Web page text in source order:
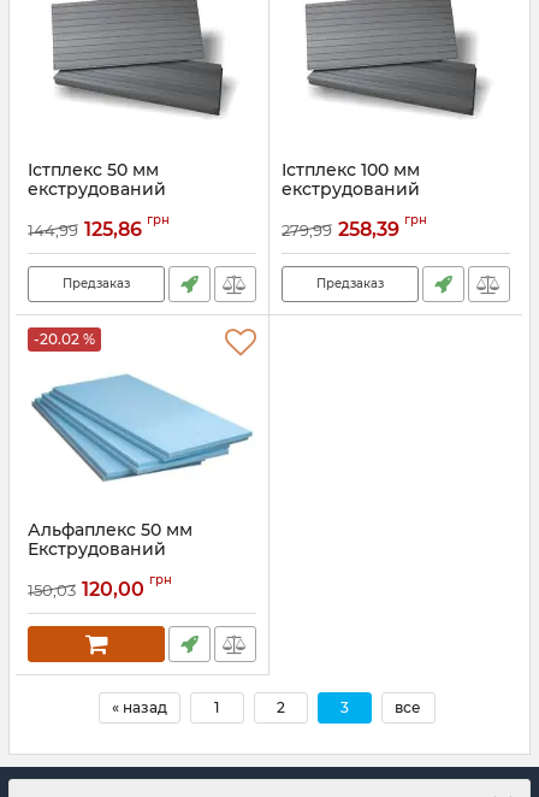
Істплекс 50 мм
екструдований
Артикул: 004
144,99 125,86 грн
Предзаказ
Істплекс 100 мм
екструдований
Артикул: 005
279,99 258,39 грн
Предзаказ
-20.02 %
Альфаплекс 50 мм
Екструдований
Артикул: 014
150,03 120,00 грн
« назад 1 2 3 все